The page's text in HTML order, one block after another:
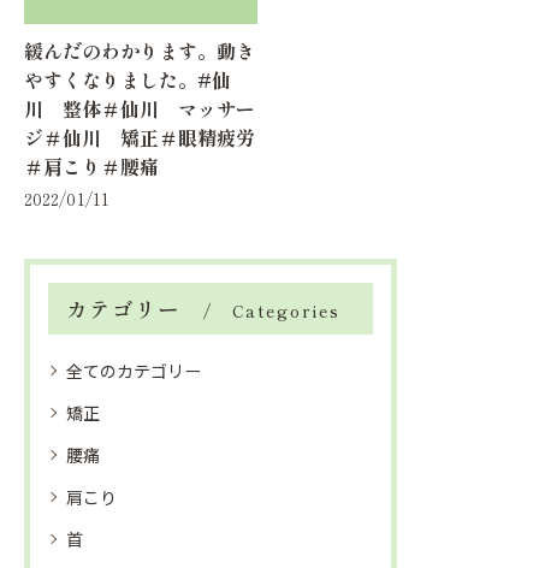
緩んだのわかります。動き
やすくなりました。#仙
川 整体＃仙川 マッサー
ジ＃仙川 矯正＃眼精疲労
＃肩こり＃腰痛
2022/01/11
カテゴリー Categories
全てのカテゴリー
矯正
腰痛
肩こり
首